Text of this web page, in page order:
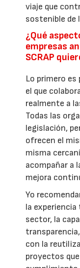
viaje que
sostenible de
¿Qué
empresas
SCRAP
Lo primero
el que
realmente a
Todas las
legislación,
ofrecen el
misma
acompañar a
mejora
Yo
la
sector, la
con la
proyectos